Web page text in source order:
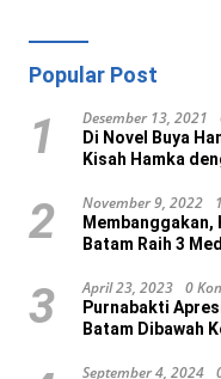
Popular Post
1 Desember 13, 2021
Di Novel Buya
Kisah Hamka
2 November 9, 2022
Batam Raih 3
3 April 23, 2023 0
Purnabakti
Batam Dibawah
September 4, 2024